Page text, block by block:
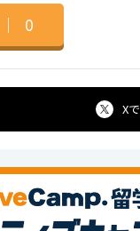
｜ 0
Xで